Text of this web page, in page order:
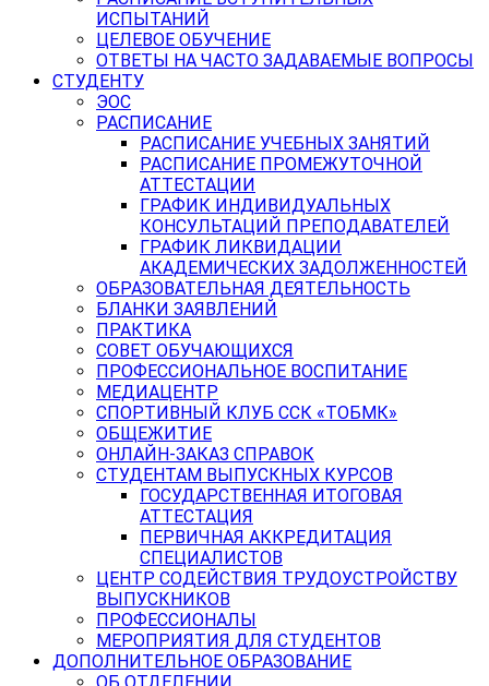
ИСПЫТАНИЙ
ЦЕЛЕВОЕ ОБУЧЕНИЕ
ОТВЕТЫ НА ЧАСТО ЗАДАВАЕМЫЕ ВОПРОСЫ
СТУДЕНТУ
ЭОС
РАСПИСАНИЕ
РАСПИСАНИЕ УЧЕБНЫХ ЗАНЯТИЙ
РАСПИСАНИЕ ПРОМЕЖУТОЧНОЙ
АТТЕСТАЦИИ
ГРАФИК ИНДИВИДУАЛЬНЫХ
КОНСУЛЬТАЦИЙ ПРЕПОДАВАТЕЛЕЙ
ГРАФИК ЛИКВИДАЦИИ
АКАДЕМИЧЕСКИХ ЗАДОЛЖЕННОСТЕЙ
ОБРАЗОВАТЕЛЬНАЯ ДЕЯТЕЛЬНОСТЬ
БЛАНКИ ЗАЯВЛЕНИЙ
ПРАКТИКА
СОВЕТ ОБУЧАЮЩИХСЯ
ПРОФЕССИОНАЛЬНОЕ ВОСПИТАНИЕ
МЕДИАЦЕНТР
СПОРТИВНЫЙ КЛУБ ССК «ТОБМК»
ОБЩЕЖИТИЕ
ОНЛАЙН-ЗАКАЗ СПРАВОК
СТУДЕНТАМ ВЫПУСКНЫХ КУРСОВ
ГОСУДАРСТВЕННАЯ ИТОГОВАЯ
АТТЕСТАЦИЯ
ПЕРВИЧНАЯ АККРЕДИТАЦИЯ
СПЕЦИАЛИСТОВ
ЦЕНТР СОДЕЙСТВИЯ ТРУДОУСТРОЙСТВУ
ВЫПУСКНИКОВ
ПРОФЕССИОНАЛЫ
МЕРОПРИЯТИЯ ДЛЯ СТУДЕНТОВ
ДОПОЛНИТЕЛЬНОЕ ОБРАЗОВАНИЕ